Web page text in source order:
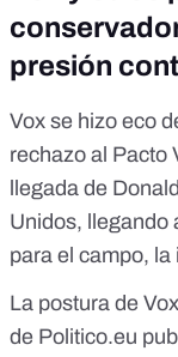
presión
Vox se hizo eco
rechazo al Pacto
llegada de
Unidos, llegando
para el campo,
La postura de
de Politico.eu